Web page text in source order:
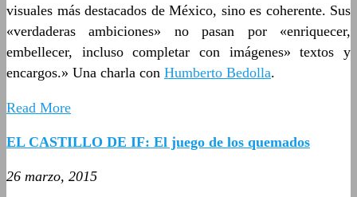
visuales más destacados de México, sino es coherente. Sus
«verdaderas ambiciones» no pasan por «enriquecer,
embellecer, incluso completar con imágenes» textos y
encargos.» Una charla con Humberto Bedolla.
Read More
EL CASTILLO DE IF: El juego de los quemados
26 marzo, 2015